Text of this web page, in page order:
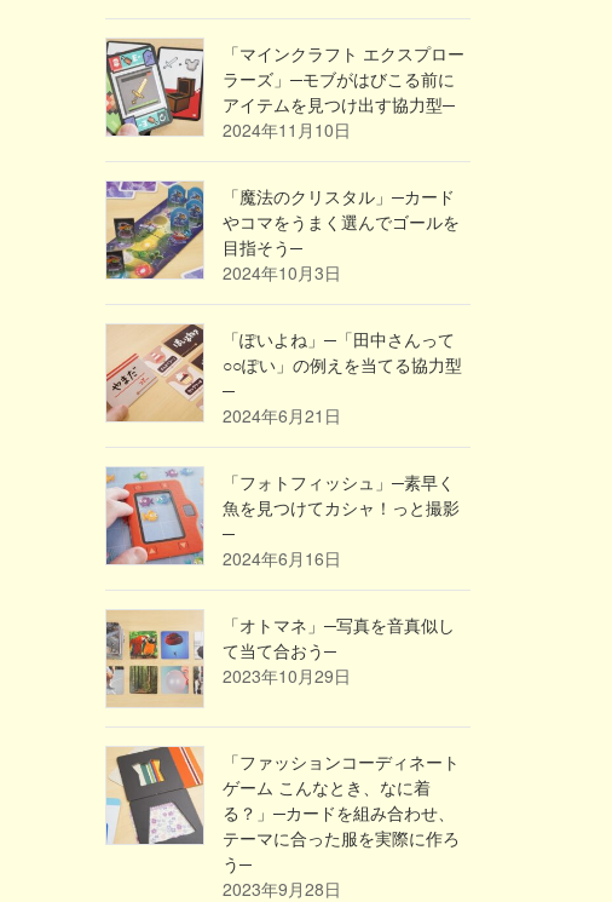
「マインクラフト エクスプロー
ラーズ」─モブがはびこる前に
アイテムを見つけ出す協力型─
2024年11月10日
「魔法のクリスタル」─カード
やコマをうまく選んでゴールを
目指そう─
2024年10月3日
「ぽいよね」─「田中さんって
○○ぽい」の例えを当てる協力型
─
2024年6月21日
「フォトフィッシュ」─素早く
魚を見つけてカシャ！っと撮影
─
2024年6月16日
「オトマネ」─写真を音真似し
て当て合おう─
2023年10月29日
「ファッションコーディネート
ゲーム こんなとき、なに着
る？」─カードを組み合わせ、
テーマに合った服を実際に作ろ
う─
2023年9月28日